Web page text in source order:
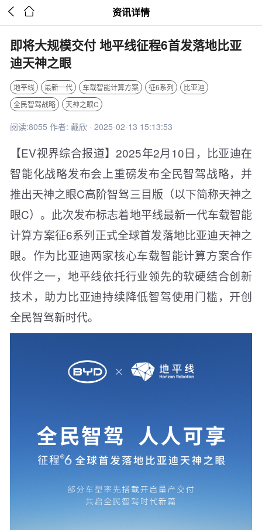
  资讯详情
即将大规模交付 地平线征程6首发落地比亚
迪天神之眼
地平线 最新一代 车载智能计算方案 征6系列
比亚迪
全民智驾战略
天神之眼C
阅读:8055 作者: 戴欣 · 2025-02-13 15:13:53
【EV视界综合报道】2025年2月10日，比亚迪在
智能化战略发布会上重磅发布全民智驾战略，并
推出天神之眼C高阶智驾三目版（以下简称天神之
眼C）。此次发布标志着地平线最新一代车载智能
计算方案征6系列正式全球首发落地比亚迪天神之
眼。作为比亚迪两家核心车载智能计算方案合作
伙伴之一，地平线依托行业领先的软硬结合创新
技术，助力比亚迪持续降低智驾使用门槛，开创
全民智驾新时代。